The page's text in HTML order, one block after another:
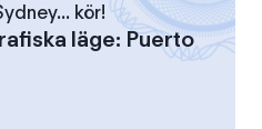
kör!
läge: Puerto